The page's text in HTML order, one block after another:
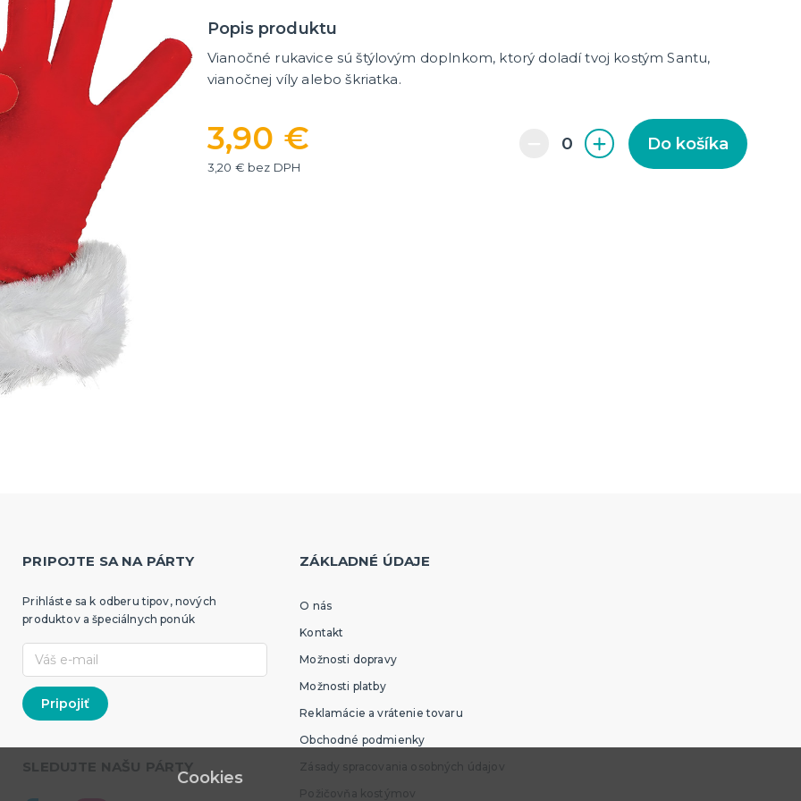
narodeniny
ďalšie
Doplnky na Halloween
Popis produktu
Vianočné rukavice sú štýlovým doplnkom, ktorý doladí tvoj kostým Santu,
vianočnej víly alebo škriatka.
3,90 €
3,20 € bez DPH
Do košíka
PRIPOJTE SA NA PÁRTY
Prihláste sa k odberu tipov, nových
produktov a špeciálnych ponúk
SLEDUJTE NAŠU PÁRTY
ZÁKLADNÉ ÚDAJE
O nás
Kontakt
Možnosti dopravy
Možnosti platby
Reklamácie a vrátenie tovaru
Obchodné podmienky
Zásady spracovania osobných údajov
Požičovňa kostýmov
Cookies